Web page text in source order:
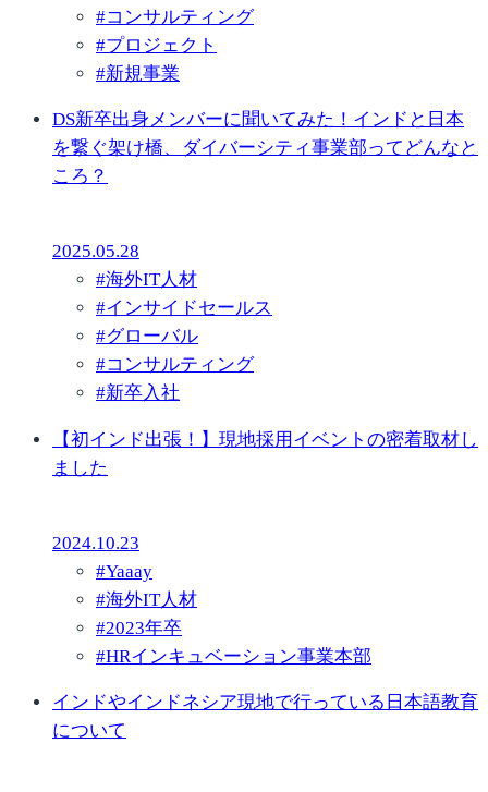
#コンサルティング
#プロジェクト
#新規事業
DS新卒出身メンバーに聞いてみた！インドと日本
を繋ぐ架け橋、ダイバーシティ事業部ってどんなと
ころ？
2025.05.28
#海外IT人材
#インサイドセールス
#グローバル
#コンサルティング
#新卒入社
【初インド出張！】現地採用イベントの密着取材し
ました
2024.10.23
#Yaaay
#海外IT人材
#2023年卒
#HRインキュベーション事業本部
インドやインドネシア現地で行っている日本語教育
について